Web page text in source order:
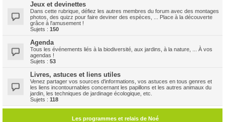
Jeux et devinettes
Dans cette rubrique, défiez les autres membres du forum avec des montages
photos, des quizz pour faire deviner des espèces, ... Place à la découverte
grâce à l'amusement !
Sujets : 150
Agenda
Tous les événements liés à la biodiversité, aux jardins, à la nature, ... À vos
agendas !
Sujets : 53
Livres, astuces et liens utiles
Venez partager vos sources d'informations, vos astuces en tous genres et
les liens incontournables concernant les papillons et les autres animaux du
jardin, les techniques de jardinage écologique, etc.
Sujets : 118
Les programmes et relais de Noé